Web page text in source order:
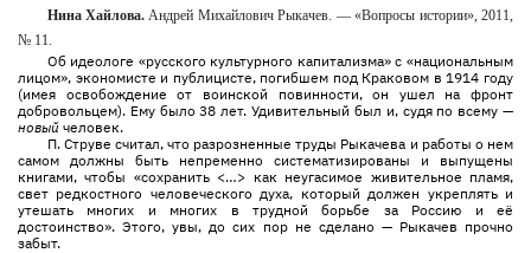
Нина Хайлова.Андрей Михайлович Рыкачев. — «Вопросы истории», 2011,
№ 11.
Об идеологе «русского культурного капитализма» с «национальным
лицом», экономисте и публицисте, погибшем под Краковом в 1914 году
(имея освобождение от воинской повинности, он ушел на фронт
добровольцем). Ему было 38 лет. Удивительный был и, судя по всему —
новый человек.
П. Струве считал, что разрозненные труды Рыкачева и работы о нем
самом должны быть непременно систематизированы и выпущены
книгами, чтобы «сохранить <…> как неугасимое живительное пламя,
свет редкостного человеческого духа, который должен укреплять и
утешать многих и многих в трудной борьбе за Россию и её
достоинство». Этого, увы, до сих пор не сделано — Рыкачев прочно
забыт.